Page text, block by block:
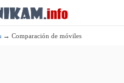
→ Comparación de móviles